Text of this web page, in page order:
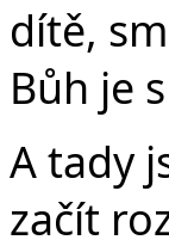
dítě,
Bůh je
A tady
začít